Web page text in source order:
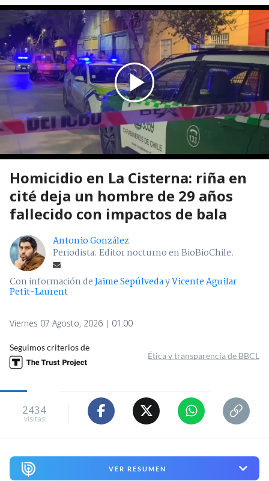
Homicidio en La Cisterna: riña en
cité deja un hombre de 29 años
fallecido con impactos de bala
Antonio González
Periodista. Editor nocturno en BioBioChile.
Con información deJaime SepúlvedayVicente Aguilar
Petit-Laurent
Viernes 07 Agosto, 2026 | 01:00
Seguimos criterios de
Ética y transparencia de BBCL
2434
visitas
VER RESUMEN